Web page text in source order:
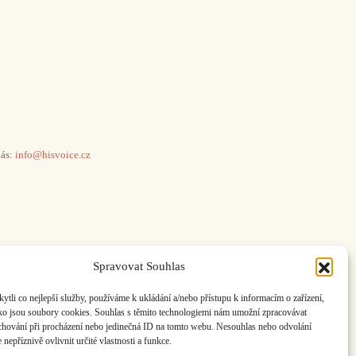
Spravovat Souhlas
co nejlepší služby, používáme k ukládání a/nebo přístupu k informacím o zařízení,
jsou soubory cookies. Souhlas s těmito technologiemi nám umožní zpracovávat
při procházení nebo jedinečná ID na tomto webu. Nesouhlas nebo odvolání
nepříznivě ovlivnit určité vlastnosti a funkce.
info@hisvoice.cz